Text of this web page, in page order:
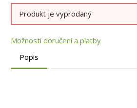
Produkt je vyprodaný
Možnosti doručení a platby
Popis